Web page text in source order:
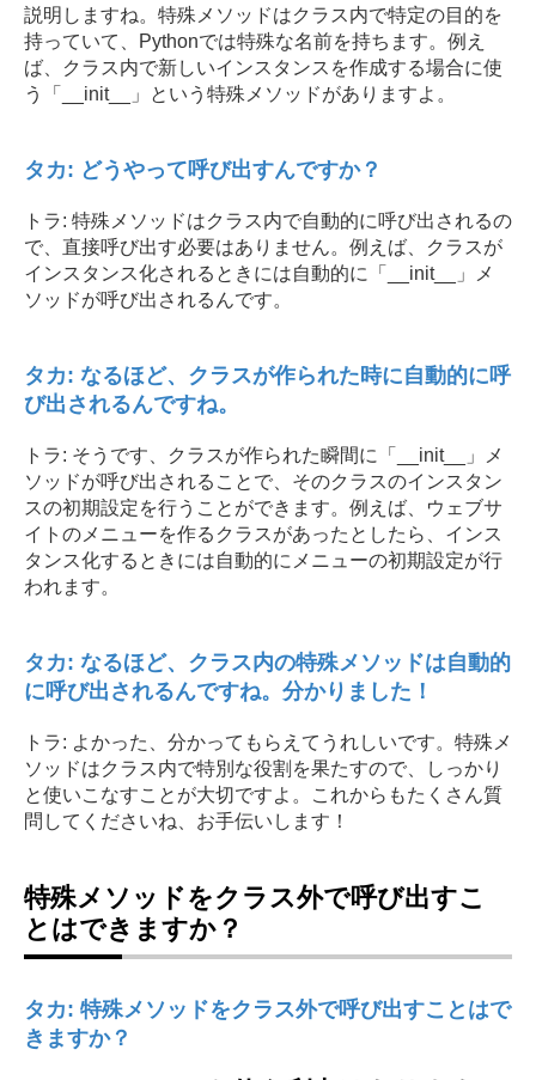
説明しますね。特殊メソッドはクラス内で特定の目的を
持っていて、Pythonでは特殊な名前を持ちます。例え
ば、クラス内で新しいインスタンスを作成する場合に使
う「__init__」という特殊メソッドがありますよ。
タカ: どうやって呼び出すんですか？
トラ: 特殊メソッドはクラス内で自動的に呼び出されるの
で、直接呼び出す必要はありません。例えば、クラスが
インスタンス化されるときには自動的に「__init__」メ
ソッドが呼び出されるんです。
タカ: なるほど、クラスが作られた時に自動的に呼
び出されるんですね。
トラ: そうです、クラスが作られた瞬間に「__init__」メ
ソッドが呼び出されることで、そのクラスのインスタン
スの初期設定を行うことができます。例えば、ウェブサ
イトのメニューを作るクラスがあったとしたら、インス
タンス化するときには自動的にメニューの初期設定が行
われます。
タカ: なるほど、クラス内の特殊メソッドは自動的
に呼び出されるんですね。分かりました！
トラ: よかった、分かってもらえてうれしいです。特殊メ
ソッドはクラス内で特別な役割を果たすので、しっかり
と使いこなすことが大切ですよ。これからもたくさん質
問してくださいね、お手伝いします！
特殊メソッドをクラス外で呼び出すこ
とはできますか？
タカ: 特殊メソッドをクラス外で呼び出すことはで
きますか？